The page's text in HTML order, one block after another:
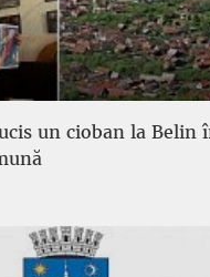
un cioban la Belin